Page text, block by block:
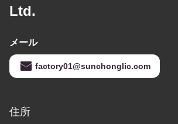
Ltd.
メール
factory01@sunchonglic.com
住所